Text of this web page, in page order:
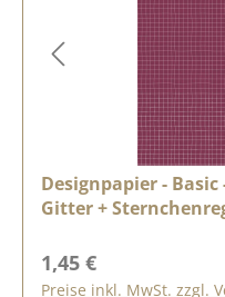
Designpapier -
Gitter +
Regulärer Preis:
1,45 €
Preise inkl. MwSt. zzgl.